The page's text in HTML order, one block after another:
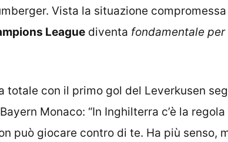
Vista la situazione
League diventa fondamentale
totale con il primo gol del Leverkusen
Monaco: “In Inghilterra c’è la
può giocare contro di te. Ha più senso,